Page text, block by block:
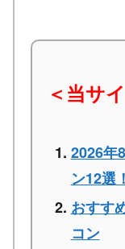
＜当サ
2026年
ン12選！
おすす
コン